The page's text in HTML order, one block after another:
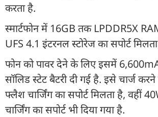
करता है.
स्मार्टफोन में 16GB तक LPDDR5X
UFS 4.1 इंटरनल स्टोरेज का सपोर्ट
फोन को पावर देने के लिए इसमें
सॉलिड स्टेट बैटरी दी गई है. इसे चार्ज
फ्लैश चार्जिंग का सपोर्ट मिलता है, वहीं
चार्जिंग का सपोर्ट भी दिया गया है.